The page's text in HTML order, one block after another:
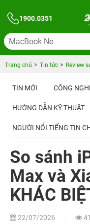
1900.0351
Trang chủ Tin tức Review
TIN MỚI CÔNG
HƯỚNG DẪN KỸ THUẬT
NGƯỜI NỔI TIẾNG TIN
So sánh
Max và
KHÁC
22/07/2026